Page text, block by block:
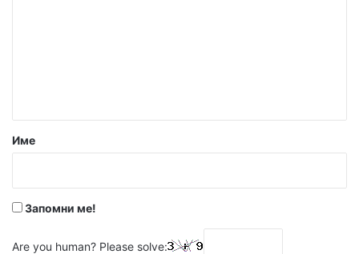
р
Име
Запомни ме!
Are you human? Please solve: